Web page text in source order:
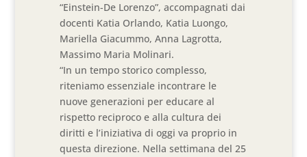
“Einstein-De Lorenzo”, accompagnati dai
docenti Katia Orlando, Katia Luongo,
Mariella Giacummo, Anna Lagrotta,
Massimo Maria Molinari.
“In un tempo storico complesso,
riteniamo essenziale incontrare le
nuove generazioni per educare al
rispetto reciproco e alla cultura dei
diritti e l’iniziativa di oggi va proprio in
questa direzione. Nella settimana del 25